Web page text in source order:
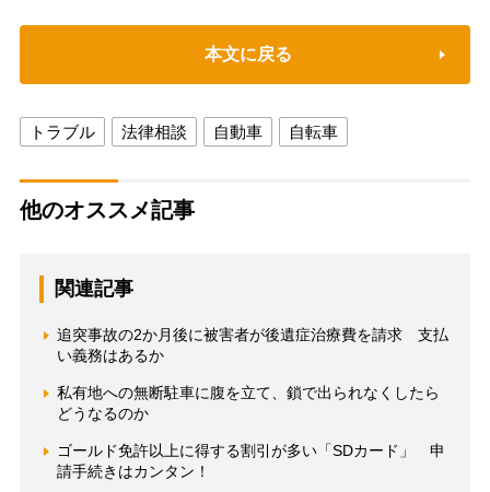
本文に戻る
トラブル 法律相談 自動車 自転車
他のオススメ記事
関連記事
追突事故の2か月後に被害者が後遺症治療費を請求 支払
い義務はあるか
私有地への無断駐車に腹を立て、鎖で出られなくしたら
どうなるのか
ゴールド免許以上に得する割引が多い「SDカード」 申
請手続きはカンタン！